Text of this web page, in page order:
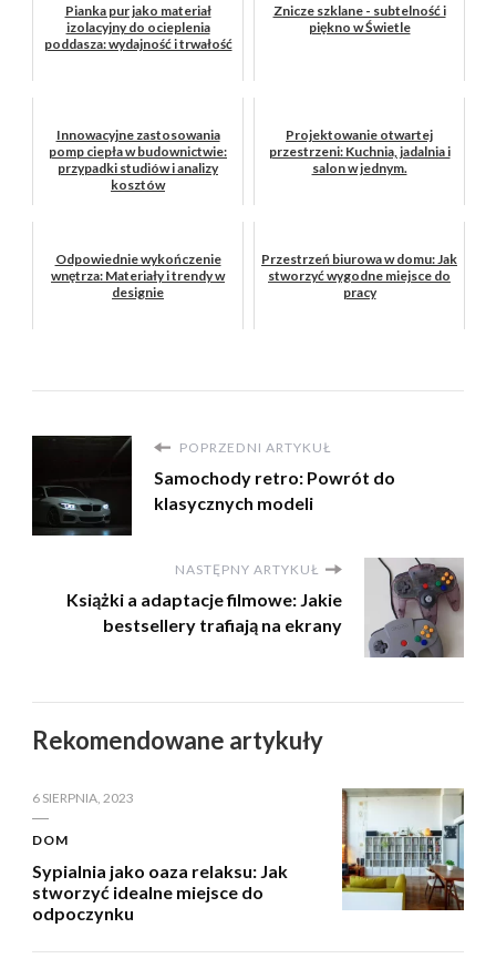
Pianka pur jako materiał
izolacyjny do ocieplenia
poddasza: wydajność i trwałość
Znicze szklane - subtelność i
piękno w Świetle
Innowacyjne zastosowania
pomp ciepła w budownictwie:
przypadki studiów i analizy
kosztów
Projektowanie otwartej
przestrzeni: Kuchnia, jadalnia i
salon w jednym.
Odpowiednie wykończenie
wnętrza: Materiały i trendy w
designie
Przestrzeń biurowa w domu: Jak
stworzyć wygodne miejsce do
pracy
POPRZEDNI ARTYKUŁ
Samochody retro: Powrót do
klasycznych modeli
NASTĘPNY ARTYKUŁ
Książki a adaptacje filmowe: Jakie
bestsellery trafiają na ekrany
Rekomendowane artykuły
6 SIERPNIA, 2023
DOM
Sypialnia jako oaza relaksu: Jak
stworzyć idealne miejsce do
odpoczynku